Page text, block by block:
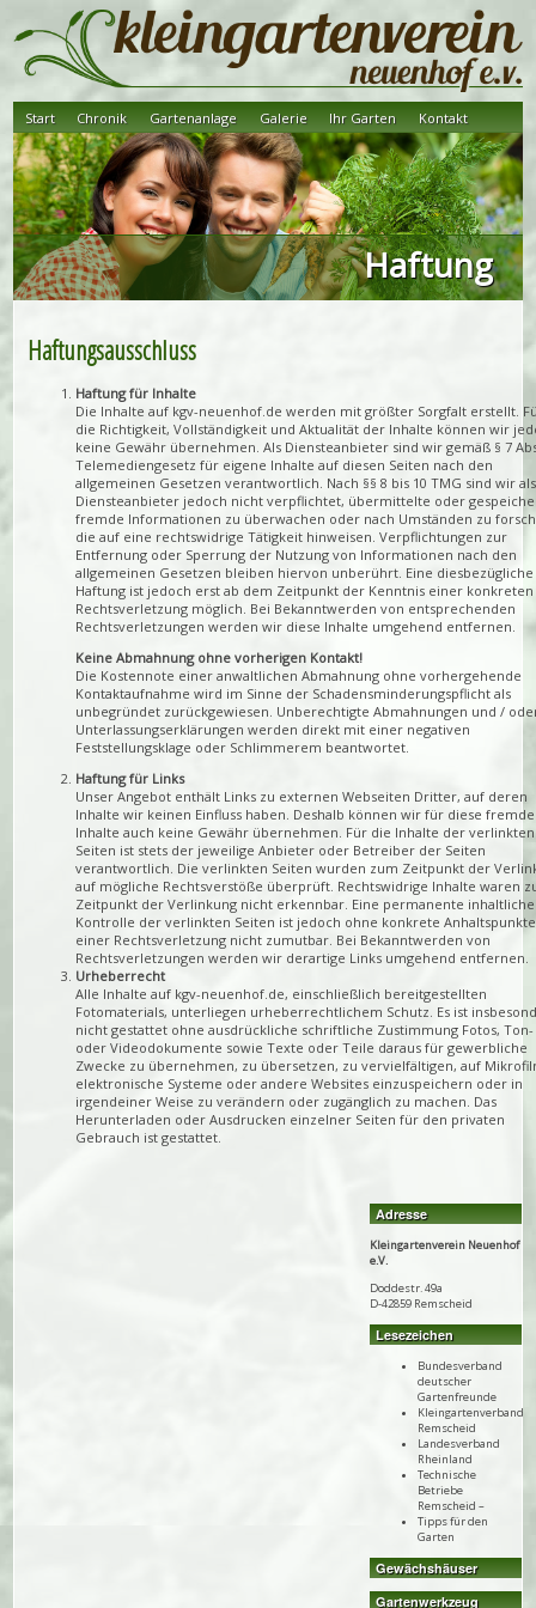
Start Chronik Gartenanlage Galerie Ihr Garten Kontakt
Haftung
Haftungsausschluss
Haftung für Inhalte
Die Inhalte auf kgv-neuenhof.de werden mit größter Sorgfalt erstellt.
die Richtigkeit, Vollständigkeit und Aktualität der Inhalte können wir
keine Gewähr übernehmen. Als Diensteanbieter sind wir gemäß § 7
Telemediengesetz für eigene Inhalte auf diesen Seiten nach den
allgemeinen Gesetzen verantwortlich. Nach §§ 8 bis 10 TMG sind wir als
Diensteanbieter jedoch nicht verpflichtet, übermittelte oder
fremde Informationen zu überwachen oder nach Umständen zu
die auf eine rechtswidrige Tätigkeit hinweisen. Verpflichtungen zur
Entfernung oder Sperrung der Nutzung von Informationen nach den
allgemeinen Gesetzen bleiben hiervon unberührt. Eine diesbezügliche
Haftung ist jedoch erst ab dem Zeitpunkt der Kenntnis einer konkreten
Rechtsverletzung möglich. Bei Bekanntwerden von entsprechenden
Rechtsverletzungen werden wir diese Inhalte umgehend entfernen.
Keine Abmahnung ohne vorherigen Kontakt!
Die Kostennote einer anwaltlichen Abmahnung ohne vorhergehende
Kontaktaufnahme wird im Sinne der Schadensminderungspflicht als
unbegründet zurückgewiesen. Unberechtigte Abmahnungen und /
Unterlassungserklärungen werden direkt mit einer negativen
Feststellungsklage oder Schlimmerem beantwortet.
Haftung für Links
Unser Angebot enthält Links zu externen Webseiten Dritter, auf deren
Inhalte wir keinen Einfluss haben. Deshalb können wir für diese
Inhalte auch keine Gewähr übernehmen. Für die Inhalte der verlinkten
Seiten ist stets der jeweilige Anbieter oder Betreiber der Seiten
verantwortlich. Die verlinkten Seiten wurden zum Zeitpunkt der
auf mögliche Rechtsverstöße überprüft. Rechtswidrige Inhalte waren
Zeitpunkt der Verlinkung nicht erkennbar. Eine permanente inhaltliche
Kontrolle der verlinkten Seiten ist jedoch ohne konkrete Anhaltspunkte
einer Rechtsverletzung nicht zumutbar. Bei Bekanntwerden von
Rechtsverletzungen werden wir derartige Links umgehend entfernen.
Urheberrecht
Alle Inhalte auf kgv-neuenhof.de, einschließlich bereitgestellten
Fotomaterials, unterliegen urheberrechtlichem Schutz. Es ist
nicht gestattet ohne ausdrückliche schriftliche Zustimmung Fotos, Ton-
oder Videodokumente sowie Texte oder Teile daraus für gewerbliche
Zwecke zu übernehmen, zu übersetzen, zu vervielfältigen, auf
elektronische Systeme oder andere Websites einzuspeichern oder in
irgendeiner Weise zu verändern oder zugänglich zu machen. Das
Herunterladen oder Ausdrucken einzelner Seiten für den privaten
Gebrauch ist gestattet.
Adresse
Kleingartenverein Neuenhof
e.V.
Doddestr. 49a
D-42859 Remscheid
Lesezeichen
Bundesverband
deutscher
Gartenfreunde
Kleingartenverband
Remscheid
Landesverband
Rheinland
Technische
Betriebe
Remscheid –
Tipps für den
Garten
Gewächshäuser
Gartenwerkzeug